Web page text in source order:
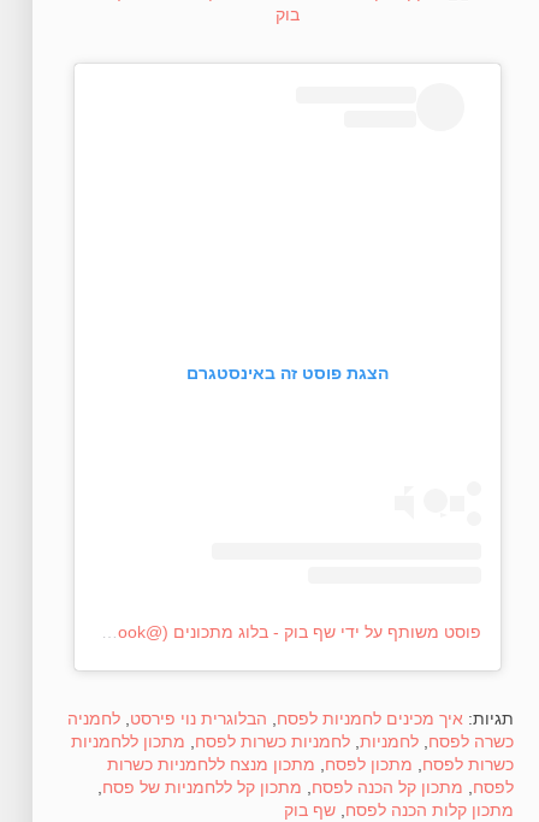
הצגת פוסט זה באינסטגרם
פוסט משותף על ידי ‏‎שף בוק - בלוג מתכונים‎‏ (@‏‎chef_book‎‏)
תגיות: איך מכינים לחמניות לפסח הבלוגרית נוי פירסט לחמניה
כשרה לפסח לחמניות לחמניות כשרות לפסח
מתכון ללחמניות
כשרות לפסח
מתכון לפסח
מתכון מנצח ללחמניות כשרות
לפסח
מתכון קל הכנה לפסח מתכון קל ללחמניות של פסח
מתכון קלות הכנה לפסח שף בוק